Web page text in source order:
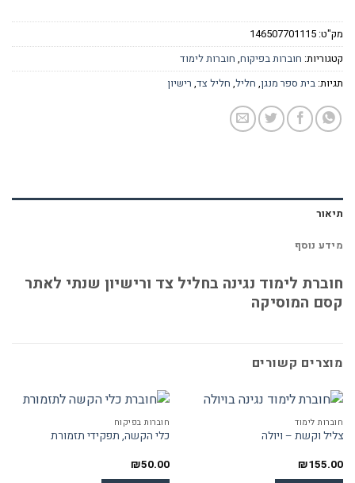
מק"ט: 146507701115
קטגוריות: חוברות בפיקוח, חוברות לימוד
תגיות: בית ספר מנגן, חליל, חליל צד, רישיון
תיאור
מידע נוסף
חוברת לימוד נגינה בחליל צד ורישיון שנתי לאתר
קסם המוסיקה
מוצרים קשורים
חוברות לימוד
צליל וקשת – ויולה
₪155.00
חוברות בפיקוח
כלי הקשה, תפקידי תזמורת
₪50.00